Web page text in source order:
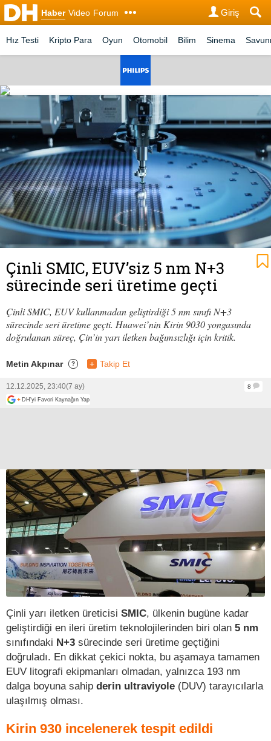
Haber Video Forum Giriş
Hız Testi Kripto Para Oyun Otomobil Bilim Sinema
Çinli SMIC, EUV’siz 5 nm N+3
sürecinde seri üretime geçti
Çinli SMIC, EUV kullanmadan geliştirdiği 5 nm sınıfı N+3
sürecinde seri üretime geçti. Huawei’nin Kirin 9030 yongasında
doğrulanan süreç, Çin’in yarı iletken bağımsızlığı için kritik.
Metin Akpınar ? + Takip Et
12.12.2025, 23:40(7 ay)
8
+ DH'yi Favori Kaynağın Yap
Çinli yarı iletken üreticisi SMIC, ülkenin bugüne kadar
geliştirdiği en ileri üretim teknolojilerinden biri olan 5 nm
sınıfındaki N+3 sürecinde seri üretime geçtiğini
doğruladı. En dikkat çekici nokta, bu aşamaya tamamen
EUV litografi ekipmanları olmadan, yalnızca 193 nm
dalga boyuna sahip derin ultraviyole (DUV) tarayıcılarla
ulaşılmış olması.
Kirin 930 incelenerek tespit edildi